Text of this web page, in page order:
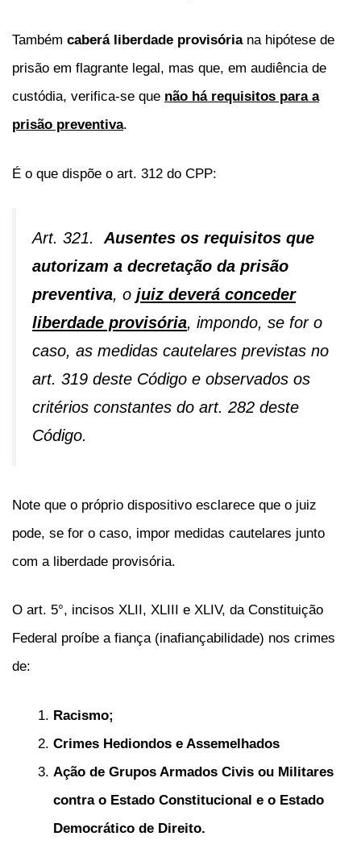
Também caberá liberdade provisóriana hipótese de
prisão em flagrante legal, mas que, em audiência de
custódia, verifica-se que não há requisitos para a
prisão preventiva.
É o que dispõe o art. 312 do CPP:
Art. 321. Ausentes os requisitos que
autorizam a decretação da prisão
preventiva, o juiz deverá conceder
liberdade provisória, impondo, se for o
caso, as medidas cautelares previstas no
art. 319 deste Código e observados os
critérios constantes do art. 282 deste
Código.
Note que o próprio dispositivo esclarece que o juiz
pode, se for o caso, impor medidas cautelares junto
com a liberdade provisória.
O art. 5°, incisos XLII, XLIII e XLIV, da Constituição
Federal proíbe a fiança (inafiançabilidade) nos crimes
de:
Racismo;
Crimes Hediondos e Assemelhados
Ação de Grupos Armados Civis ou Militares
contra o Estado Constitucional e o Estado
Democrático de Direito.